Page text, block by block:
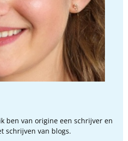
ben van origine een schrijver en
schrijven van blogs.